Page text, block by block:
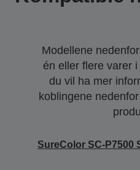
Modellene
én eller flere varer
du vil ha mer
koblingene
SureColor SC-P7500